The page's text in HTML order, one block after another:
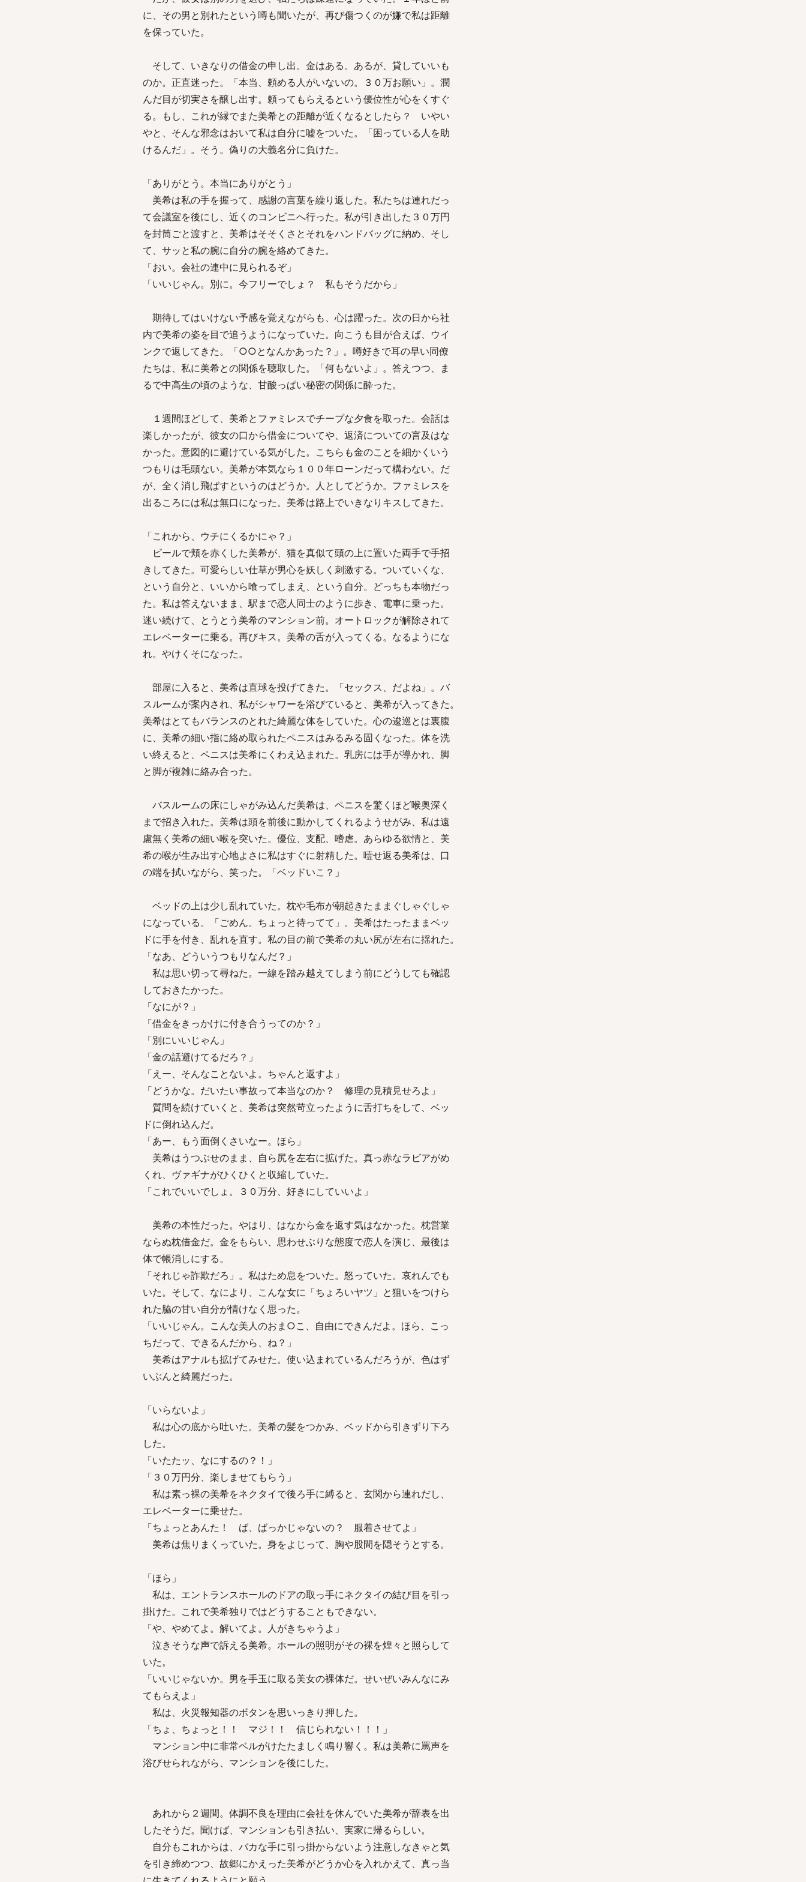
に、その男と別れたという噂も聞いたが、再び傷つくのが嫌で私は距離
を保っていた。
そして、いきなりの借金の申し出。金はある。あるが、貸していいも
のか。正直迷った。「本当、頼める人がいないの。３０万お願い」。潤
んだ目が切実さを醸し出す。頼ってもらえるという優位性が心をくすぐ
る。もし、これが縁でまた美希との距離が近くなるとしたら？ いやい
やと、そんな邪念はおいて私は自分に嘘をついた。「困っている人を助
けるんだ」。そう。偽りの大義名分に負けた。
「ありがとう。本当にありがとう」
美希は私の手を握って、感謝の言葉を繰り返した。私たちは連れだっ
て会議室を後にし、近くのコンビニへ行った。私が引き出した３０万円
を封筒ごと渡すと、美希はそそくさとそれをハンドバッグに納め、そし
て、サッと私の腕に自分の腕を絡めてきた。
「おい。会社の連中に見られるぞ」
「いいじゃん。別に。今フリーでしょ？ 私もそうだから」
期待してはいけない予感を覚えながらも、心は躍った。次の日から社
内で美希の姿を目で追うようになっていた。向こうも目が合えば、ウイ
ンクで返してきた。「○○となんかあった？」。噂好きで耳の早い同僚
たちは、私に美希との関係を聴取した。「何もないよ」。答えつつ、ま
るで中高生の頃のような、甘酸っぱい秘密の関係に酔った。
１週間ほどして、美希とファミレスでチープな夕食を取った。会話は
楽しかったが、彼女の口から借金についてや、返済についての言及はな
かった。意図的に避けている気がした。こちらも金のことを細かくいう
つもりは毛頭ない。美希が本気なら１００年ローンだって構わない。だ
が、全く消し飛ばすというのはどうか。人としてどうか。ファミレスを
出るころには私は無口になった。美希は路上でいきなりキスしてきた。
「これから、ウチにくるかにゃ？」
ビールで頬を赤くした美希が、猫を真似て頭の上に置いた両手で手招
きしてきた。可愛らしい仕草が男心を妖しく刺激する。ついていくな、
という自分と、いいから喰ってしまえ、という自分。どっちも本物だっ
た。私は答えないまま、駅まで恋人同士のように歩き、電車に乗った。
迷い続けて、とうとう美希のマンション前。オートロックが解除されて
エレベーターに乗る。再びキス。美希の舌が入ってくる。なるようにな
れ。やけくそになった。
部屋に入ると、美希は直球を投げてきた。「セックス、だよね」。バ
スルームが案内され、私がシャワーを浴びていると、美希が入ってきた。
美希はとてもバランスのとれた綺麗な体をしていた。心の逡巡とは裏腹
に、美希の細い指に絡め取られたペニスはみるみる固くなった。体を洗
い終えると、ペニスは美希にくわえ込まれた。乳房には手が導かれ、脚
と脚が複雑に絡み合った。
バスルームの床にしゃがみ込んだ美希は、ペニスを驚くほど喉奥深く
まで招き入れた。美希は頭を前後に動かしてくれるようせがみ、私は遠
慮無く美希の細い喉を突いた。優位、支配、嗜虐。あらゆる欲情と、美
希の喉が生み出す心地よさに私はすぐに射精した。噎せ返る美希は、口
の端を拭いながら、笑った。「ベッドいこ？」
ベッドの上は少し乱れていた。枕や毛布が朝起きたままぐしゃぐしゃ
になっている。「ごめん。ちょっと待ってて」。美希はたったままベッ
ドに手を付き、乱れを直す。私の目の前で美希の丸い尻が左右に揺れた。
「なあ、どういうつもりなんだ？」
私は思い切って尋ねた。一線を踏み越えてしまう前にどうしても確認
しておきたかった。
「なにが？」
「借金をきっかけに付き合うってのか？」
「別にいいじゃん」
「金の話避けてるだろ？」
「えー、そんなことないよ。ちゃんと返すよ」
「どうかな。だいたい事故って本当なのか？ 修理の見積見せろよ」
質問を続けていくと、美希は突然苛立ったように舌打ちをして、ベッ
ドに倒れ込んだ。
「あー、もう面倒くさいなー。ほら」
美希はうつぶせのまま、自ら尻を左右に拡げた。真っ赤なラビアがめ
くれ、ヴァギナがひくひくと収縮していた。
「これでいいでしょ。３０万分、好きにしていいよ」
美希の本性だった。やはり、はなから金を返す気はなかった。枕営業
ならぬ枕借金だ。金をもらい、思わせぶりな態度で恋人を演じ、最後は
体で帳消しにする。
「それじゃ詐欺だろ」。私はため息をついた。怒っていた。哀れんでも
いた。そして、なにより、こんな女に「ちょろいヤツ」と狙いをつけら
れた脇の甘い自分が情けなく思った。
「いいじゃん。こんな美人のおま○こ、自由にできんだよ。ほら、こっ
ちだって、できるんだから、ね？」
美希はアナルも拡げてみせた。使い込まれているんだろうが、色はず
いぶんと綺麗だった。
「いらないよ」
私は心の底から吐いた。美希の髪をつかみ、ベッドから引きずり下ろ
した。
「いたたッ、なにするの？！」
「３０万円分、楽しませてもらう」
私は素っ裸の美希をネクタイで後ろ手に縛ると、玄関から連れだし、
エレベーターに乗せた。
「ちょっとあんた！ ば、ばっかじゃないの？ 服着させてよ」
美希は焦りまくっていた。身をよじって、胸や股間を隠そうとする。
「ほら」
私は、エントランスホールのドアの取っ手にネクタイの結び目を引っ
掛けた。これで美希独りではどうすることもできない。
「や、やめてよ。解いてよ。人がきちゃうよ」
泣きそうな声で訴える美希。ホールの照明がその裸を煌々と照らして
いた。
「いいじゃないか。男を手玉に取る美女の裸体だ。せいぜいみんなにみ
てもらえよ」
私は、火災報知器のボタンを思いっきり押した。
「ちょ、ちょっと！！ マジ！！ 信じられない！！！」
マンション中に非常ベルがけたたましく鳴り響く。私は美希に罵声を
浴びせられながら、マンションを後にした。
あれから２週間。体調不良を理由に会社を休んでいた美希が辞表を出
したそうだ。聞けば、マンションも引き払い、実家に帰るらしい。
自分もこれからは、バカな手に引っ掛からないよう注意しなきゃと気
を引き締めつつ、故郷にかえった美希がどうか心を入れかえて、真っ当